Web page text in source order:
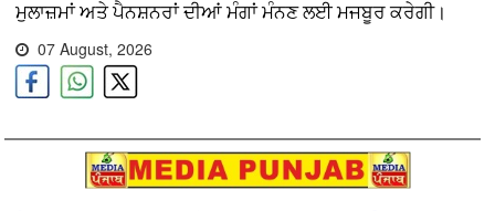
ਮੁਲਾਜ਼ਮਾਂ ਅਤੇ ਪੈਨਸ਼ਨਰਾਂ ਦੀਆਂ ਮੰਗਾਂ ਮੰਨਣ ਲਈ ਮਜਬੂਰ ਕਰੇਗੀ।
07 August, 2026